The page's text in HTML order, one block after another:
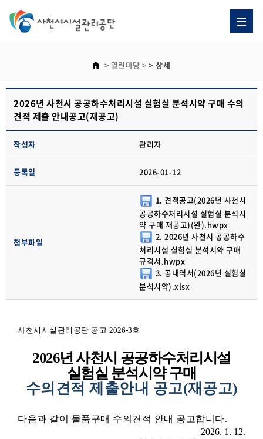
> 열린마당 >> 상세
2026년 사천시 공공하수처리시설 실험실 분석시약 구매 수의
견적 제출 안내공고(재공고)
작성자 관리자
등록일 2026-01-12
첨부파일
1. 견적공고(2026년 사천시
공공하수처리시설 실험실 분석시
약 구매 재공고)(완).hwpx
2. 2026년 사천시 공공하수
처리시설 실험실 분석시약 구매
규격서.hwpx
3. 공내역서(2026년 실험실
분석시약).xlsx
사천시시설관리공단 공고 2026-3호
2026년 사천시 공공하수처리시설
실험실 분석시약 구매
수의견적 제출안내 공고(재공고)
다음과 같이 물품구매 수의견적 안내 공고합니다.
2026. 1. 12.